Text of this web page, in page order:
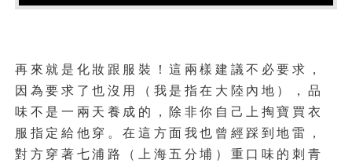
再來就是化妝跟服裝！這兩樣建議不必要求，
因為要求了也沒用（我是指在大陸內地），品
味不是一兩天養成的，除非你自己上掏寶買衣
服指定給他穿。在這方面我也曾經踩到地雷，
對方穿著七浦路（上海五分埔）重口味的刺青